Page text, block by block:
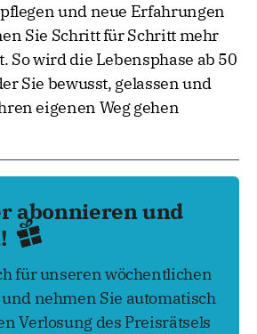
und neue Erfahrungen
Sie Schritt für Schritt mehr
So wird die Lebensphase ab 50
Sie bewusst, gelassen und
eigenen Weg gehen
abonnieren und
für unseren wöchentlichen
nehmen Sie automatisch
Verlosung des Preisrätsels